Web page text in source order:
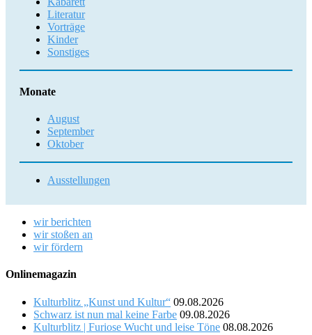
Literatur
Vorträge
Kinder
Sonstiges
Monate
August
September
Oktober
Ausstellungen
wir berichten
wir stoßen an
wir fördern
Onlinemagazin
Kulturblitz „Kunst und Kultur“ 09.08.2026
Schwarz ist nun mal keine Farbe 09.08.2026
Kulturblitz | Furiose Wucht und leise Töne 08.08.2026